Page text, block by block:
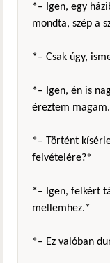
*– Igen, egy
mondta, szép a
*– Csak úgy,
*– Igen, én is
éreztem
*– Történt
felvételére?*
*– Igen, felkért
mellemhez.*
*– Ez valóban